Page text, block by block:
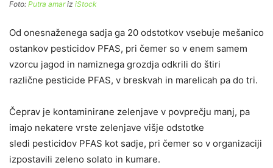
Foto: Putra amariz iStock
Od onesnaženega sadja ga 20 odstotkov vsebuje mešanico
ostankov pesticidov PFAS, pri čemer so v enem samem
vzorcu jagod in namiznega grozdja odkrili do štiri
različne pesticide PFAS, v breskvah in marelicah pa do tri.
Čeprav je kontaminirane zelenjave v povprečju manj, pa
imajo nekatere vrste zelenjave višje odstotke
sledi pesticidov PFAS kot sadje, pri čemer so v organizaciji
izpostavili zeleno solato in kumare.